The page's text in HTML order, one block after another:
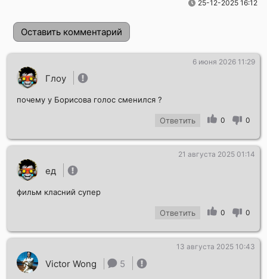
25-12-2025 16:12
Оставить комментарий
Отправить!
Глоу
6 июня 2026 11:29
почему у Борисова голос сменился ?
Ответить 0 0
ед
21 августа 2025 01:14
фильм класний супер
Ответить 0 0
Victor Wong 5
13 августа 2025 10:43